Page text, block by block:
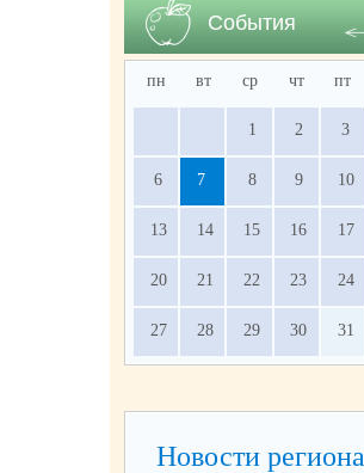
События
пн вт ср чт пт
1 2 3
6 7 8 9 10
13 14 15 16 17
20 21 22 23 24
27 28 29 30 31
Новости региона